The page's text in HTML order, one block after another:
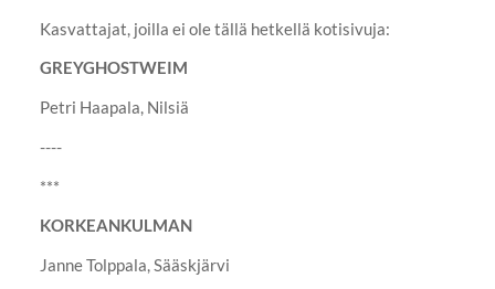
Kasvattajat, joilla ei ole tällä hetkellä kotisivuja:
GREYGHOSTWEIM
Petri Haapala, Nilsiä
----
***
KORKEANKULMAN
Janne Tolppala, Sääskjärvi